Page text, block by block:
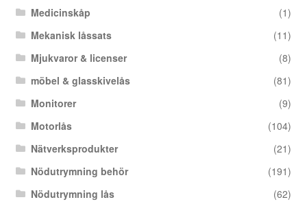
Medicinskåp
(1)
Mekanisk låssats
(11)
Mjukvaror & licenser
(8)
möbel & glasskivelås
(81)
Monitorer
(9)
Motorlås
(104)
Nätverksprodukter
(21)
Nödutrymning behör
(191)
Nödutrymning lås
(62)